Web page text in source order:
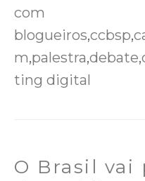
com
blogueiros,ccbsp,
m,palestra,debate,
ting digital
O Brasil vai